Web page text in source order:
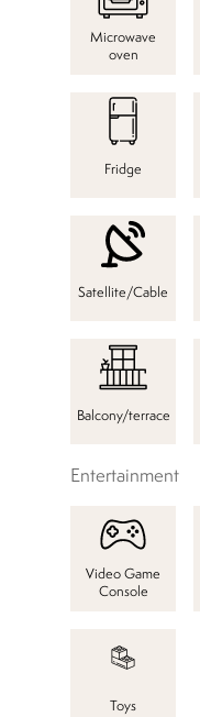
Microwave
oven
Fridge
Satellite/Cable
Balcony/terrace
Entertainment
Video Game
Console
Toys